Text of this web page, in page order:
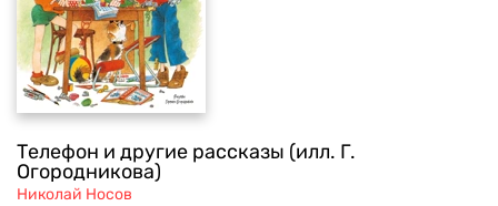
Телефон и другие рассказы (илл. Г.
Огородникова)
Николай Носов